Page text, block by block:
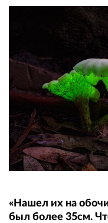
«Нашел их на
был более 35см.